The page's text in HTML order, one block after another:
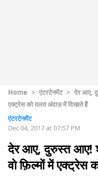
Home > एंटरटेनमेंट > देर आए,
एक्ट्रेस को ग़लत अंदाज़ में दिखाते हैं
एंटरटेनमेंट
Dec 04, 2017 at 07:57 PM
देर आए, दुरुस्त आए!
वो फ़िल्मों में एक्ट्रेस